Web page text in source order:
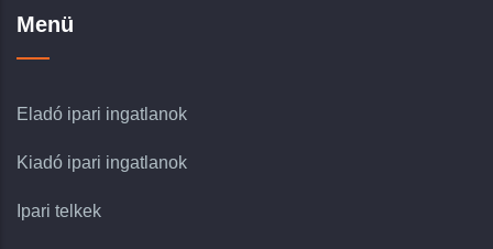
Menü
Eladó ipari ingatlanok
Kiadó ipari ingatlanok
Ipari telkek